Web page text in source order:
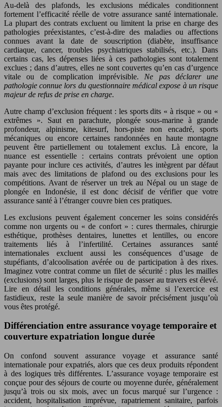
Au-delà des plafonds, les exclusions médicales conditionnent
fortement l’efficacité réelle de votre assurance santé internationale.
La plupart des contrats excluent ou limitent la prise en charge des
pathologies préexistantes, c’est-à-dire des maladies ou affections
connues avant la date de souscription (diabète, insuffisance
cardiaque, cancer, troubles psychiatriques stabilisés, etc.). Dans
certains cas, les dépenses liées à ces pathologies sont totalement
exclues ; dans d’autres, elles ne sont couvertes qu’en cas d’urgence
vitale ou de complication imprévisible. Ne pas déclarer une
pathologie connue lors du questionnaire médical expose à un risque
majeur de refus de prise en charge.
Autre champ d’exclusion fréquent : les sports dits « à risque » ou «
extrêmes ». Saut en parachute, plongée sous-marine à grande
profondeur, alpinisme, kitesurf, hors-piste non encadré, sports
mécaniques ou encore certaines randonnées en haute montagne
peuvent être partiellement ou totalement exclus. Là encore, la
nuance est essentielle : certains contrats prévoient une option
payante pour inclure ces activités, d’autres les intègrent par défaut
mais avec des limitations de plafond ou des exclusions pour les
compétitions. Avant de réserver un trek au Népal ou un stage de
plongée en Indonésie, il est donc décisif de vérifier que votre
assurance santé à l’étranger couvre bien ces pratiques.
Les exclusions peuvent également concerner les soins considérés
comme non urgents ou « de confort » : cures thermales, chirurgie
esthétique, prothèses dentaires, lunettes et lentilles, ou encore
traitements liés à l’infertilité. Certaines assurances santé
internationales excluent aussi les conséquences d’usage de
stupéfiants, d’alcoolisation avérée ou de participation à des rixes.
Imaginez votre contrat comme un filet de sécurité : plus les mailles
(exclusions) sont larges, plus le risque de passer au travers est élevé.
Lire en détail les conditions générales, même si l’exercice est
fastidieux, reste la seule manière de savoir précisément jusqu’où
vous êtes protégé.
Différenciation entre assurance voyage temporaire et
couverture expatriation longue durée
On confond souvent assurance voyage et assurance santé
internationale pour expatriés, alors que ces deux produits répondent
à des logiques très différentes. L’assurance voyage temporaire est
conçue pour des séjours de courte ou moyenne durée, généralement
jusqu’à trois ou six mois, avec un focus marqué sur l’urgence :
accident, hospitalisation imprévue, rapatriement sanitaire, parfois